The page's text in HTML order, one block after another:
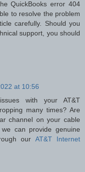
QuickBooks error 404
to resolve the problem
carefully. Should you
support, you should
at 10:56
with your AT&T
many times? Are
channel on your cable
can provide genuine
our AT&T Internet